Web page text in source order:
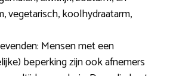
vegetarisch, koolhydraatarm,
Mensen met een
beperking zijn ook afnemers